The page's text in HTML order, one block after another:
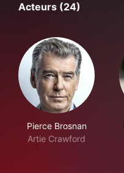
Acteurs (24)
Pierce Brosnan
Artie Crawford